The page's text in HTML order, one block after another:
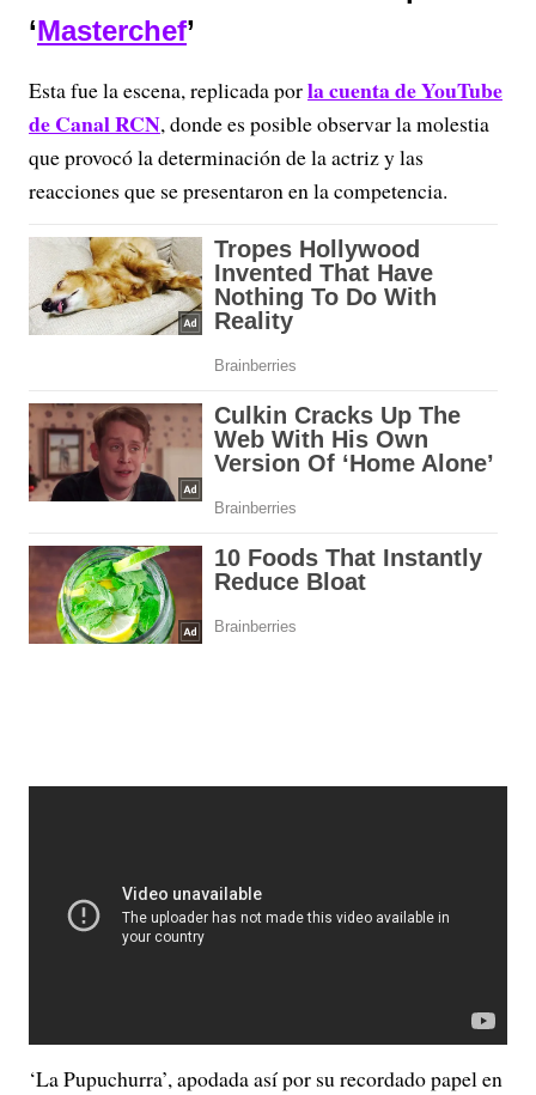
‘Masterchef’
Esta fue la escena, replicada porla cuenta de YouTube
de Canal RCN, donde es posible observar la molestia
que provocó la determinación de la actriz y las
reacciones que se presentaron en la competencia.
‘La Pupuchurra’, apodada así por su recordado papel en